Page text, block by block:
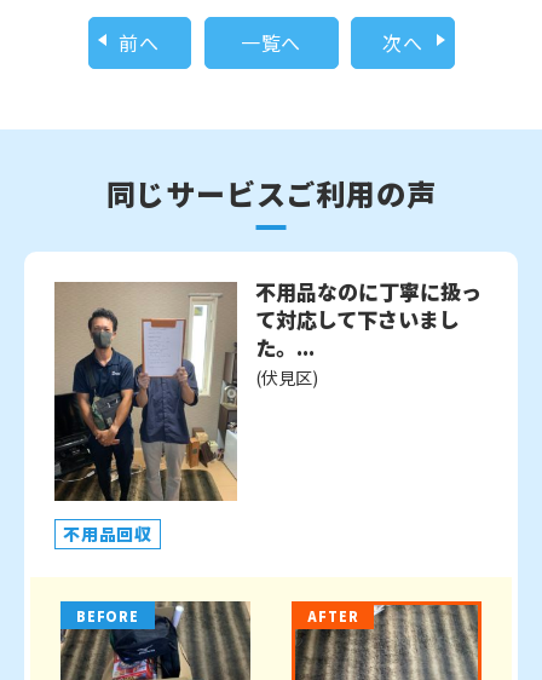
前へ 一覧へ 次へ
同じサービスご利用の声
不用品なのに丁寧に扱っ
て対応して下さいまし
た。...
(伏見区)
不用品回収
BEFORE AFTER